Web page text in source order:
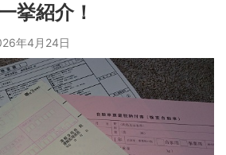
挙紹介！
年4月24日